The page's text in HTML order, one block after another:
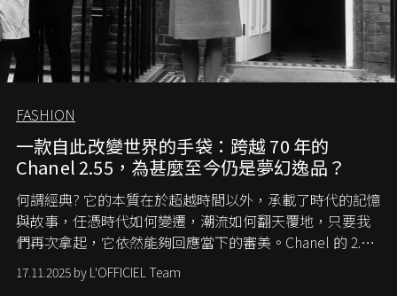
FASHION
一款自此改變世界的手袋：跨越 70 年的
Chanel 2.55，為甚麼至今仍是夢幻逸品？
何謂經典? 它的本質在於超越時間以外，承載了時代的記憶
與故事，任憑時代如何變遷，潮流如何翻天覆地，只要我
們再次拿起，它依然能夠回應當下的審美。Chanel 的 2.55
手袋更是這樣存在，自問世至今，一直有着舉足輕重的地
位。如果說每個女生的第一個夢想手袋是 Chanel，那 2.55
17.11.2025 by L'OFFICIEL Team